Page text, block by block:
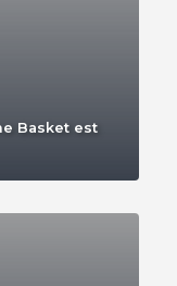
Basket est